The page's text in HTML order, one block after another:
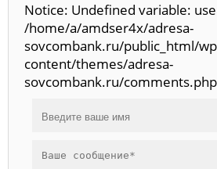
Notice: Undefined variable:
/home/a/amdser4x/adresa-
sovcombank.ru/public_html/
content/themes/adresa-
sovcombank.ru/